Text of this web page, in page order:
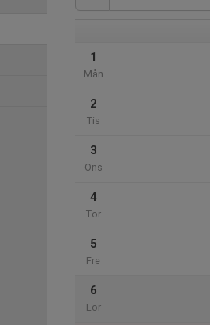
1
Mån
2
Tis
3
Ons
4
Tor
5
Fre
6
Lör